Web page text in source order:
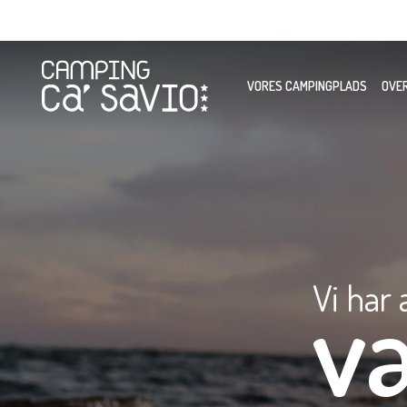
VORES CAMPINGPLADS
Vi har